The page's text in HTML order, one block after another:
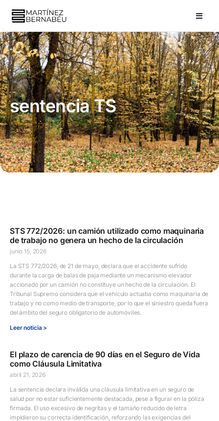
sentencia TS
STS 772/2026: un camión utilizado como maquinaria
de trabajo no genera un hecho de la circulación
junio 15, 2026
La STS 772/2026, de 21 de mayo, declara que el accidente sufrido
durante la carga de balas de paja mediante un mecanismo elevador
accionado por un camión no constituye un hecho de la circulación. El
Tribunal Supremo considera que el vehículo actuaba como maquinaria de
trabajo y no como medio de transporte, por lo que el siniestro queda fuera
del ámbito del seguro obligatorio de automóviles.
Leer noticia >
El plazo de carencia de 90 días en el Seguro de Vida
como Cláusula Limitativa
abril 21, 2026
La sentencia declara inválida una cláusula limitativa en un seguro de
salud por no estar suficientemente destacada, pese a figurar en la póliza
firmada. El uso excesivo de negritas y el tamaño reducido de letra
impidieron su correcta identificación, reforzando las exigencias del